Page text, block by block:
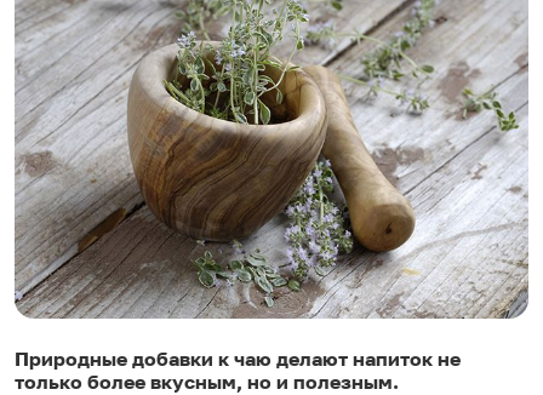
Природные добавки к чаю делают напиток не
только более вкусным, но и полезным.